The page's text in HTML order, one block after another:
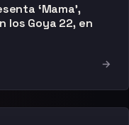
‘Mama’,
los Goya 22, en
→